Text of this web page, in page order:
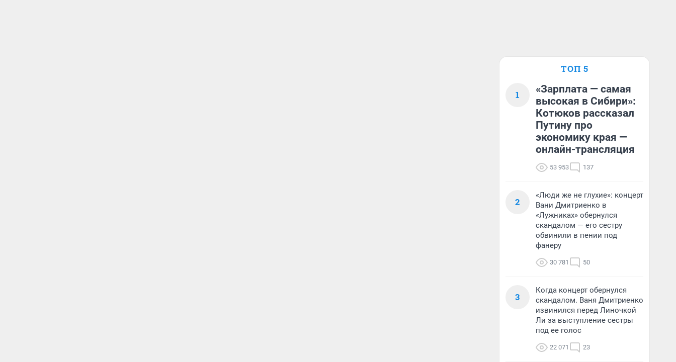
ТОП 5
1
«Зарплата — самая
высокая в Сибири»:
Котюков рассказал
Путину про
экономику края —
онлайн-трансляция
53 953 137
2
«Люди же не глухие»: концерт
Вани Дмитриенко в
«Лужниках» обернулся
скандалом — его сестру
обвинили в пении под
фанеру
30 781 50
3
Когда концерт обернулся
скандалом. Ваня Дмитриенко
извинился перед Линочкой
Ли за выступление сестры
под ее голос
22 071 23